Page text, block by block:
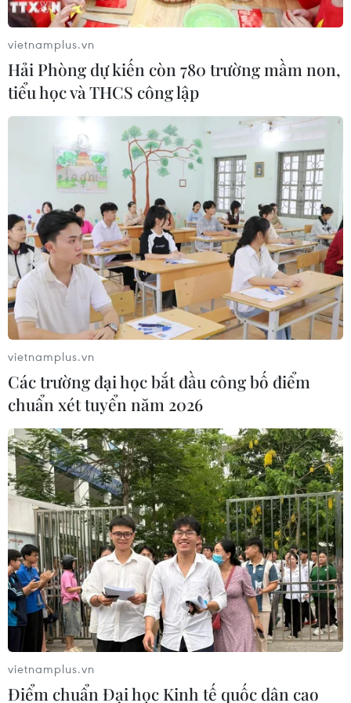
vietnamplus.vn
Hải Phòng dự kiến còn 780 trường mầm non,
tiểu học và THCS công lập
vietnamplus.vn
Các trường đại học bắt đầu công bố điểm
chuẩn xét tuyển năm 2026
vietnamplus.vn
Điểm chuẩn Đại học Kinh tế quốc dân cao